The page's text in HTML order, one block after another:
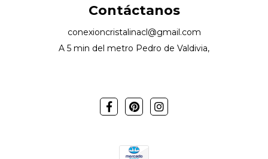
Contáctanos
conexioncristalinacl@gmail.com
A 5 min del metro Pedro de Valdivia,